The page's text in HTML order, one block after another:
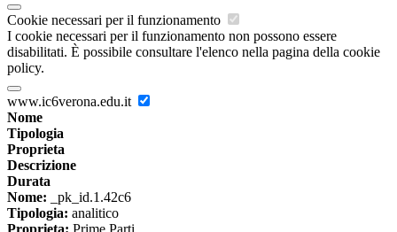
Cookie necessari per il funzionamento
I cookie necessari per il funzionamento non possono essere
disabilitati. È possibile consultare l'elenco nella pagina della cookie
policy.
www.ic6verona.edu.it
Nome
Tipologia
Proprieta
Descrizione
Durata
Nome: _pk_id.1.42c6
Tipologia: analitico